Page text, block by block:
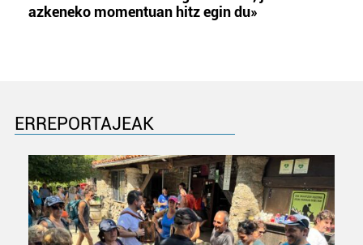
azkeneko momentuan hitz egin du»
ERREPORTAJEAK